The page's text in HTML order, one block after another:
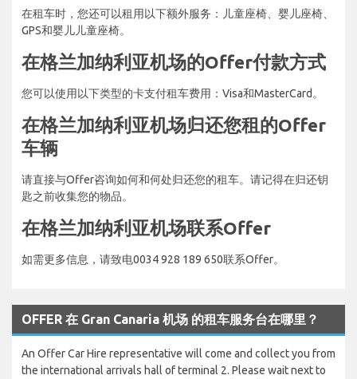
在租车时，您还可以租用以下额外服务：儿童座椅、婴儿座椅、
GPS和婴儿儿童座椅。
在格兰加纳利亚机场的Offer付款方式
您可以使用以下类型的卡支付租车费用：Visa和MasterCard。
在格兰加纳利亚机场归还您租的Offer
车辆
请直接与Offer咨询如何和何处归还您的租车。请记得在归还钥
匙之前收集您的物品。
在格兰加纳利亚机场联系Offer
如需更多信息，请致电0034 928 189 650联系Offer。
OFFER 在 Gran Canaria 机场 的租车服务台在哪里？
An Offer Car Hire representative will come and collect you from
the international arrivals hall of terminal 2. Please wait next to